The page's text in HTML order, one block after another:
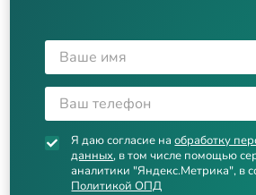
Я даю согласие наобработку
данных, в том числе помощью
аналитики "Яндекс.Метрика", в
Политикой ОПД